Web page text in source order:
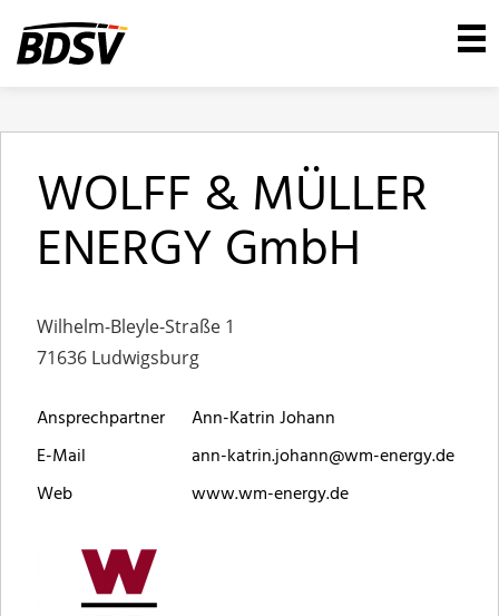
WOLFF & MÜLLER
ENERGY GmbH
Wilhelm-Bleyle-Straße 1
71636 Ludwigsburg
Ansprechpartner
Ann-Katrin Johann
E-Mail
ann-katrin.johann@wm-energy.de
Web
www.wm-energy.de